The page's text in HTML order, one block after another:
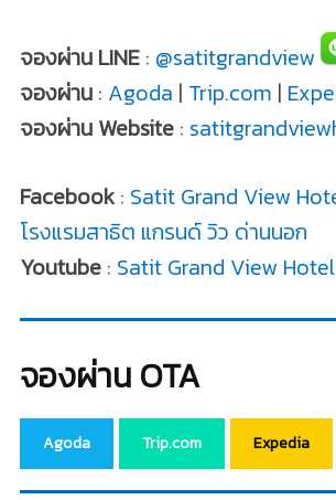
จองผ่าน LINE: @satitgrandview
จองผ่าน: Agoda | Trip.com |
จองผ่าน Website:
Facebook: Satit Grand View
โรงแรมสาธิต แกรนด์ วิว ด่านนอก
Youtube: Satit Grand View Hotel
จองผ่าน OTA
Agoda Trip.com Expedia